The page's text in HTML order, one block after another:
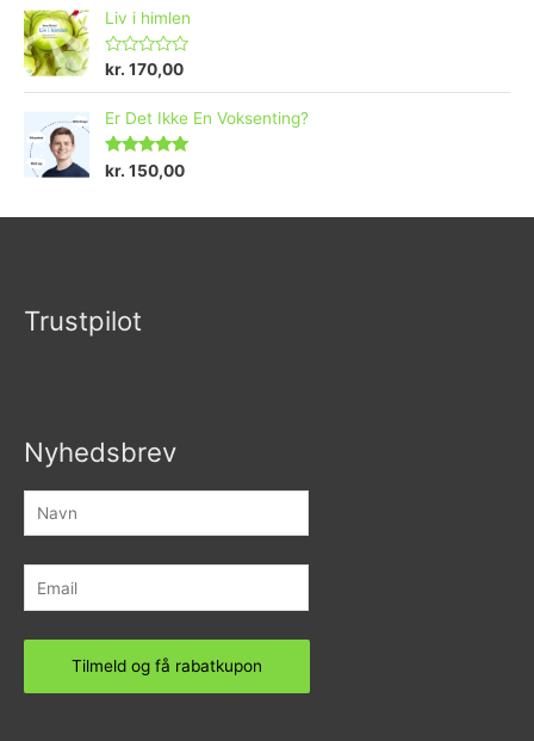
Liv i himlen
V
r
d
e
r
t
d
kr. 170,00
Er Det Ikke En Voksenting?
Vurderet
ud af 5
kr. 150,00
Trustpilot
Nyhedsbrev